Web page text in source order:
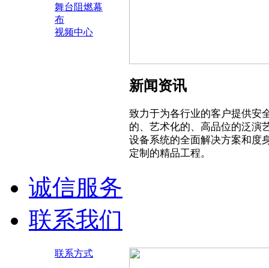
舞台阻燃幕
布
视频中心
新闻资讯
致力于为各行业的客户提供安
的、艺术化的、高品位的泛演
设备系统的全面解决方案和度
定制的精品工程。
诚信服务
联系我们
联系方式